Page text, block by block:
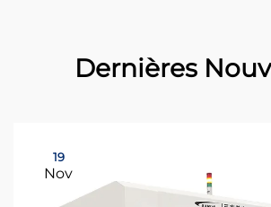
Dernières
19
Nov